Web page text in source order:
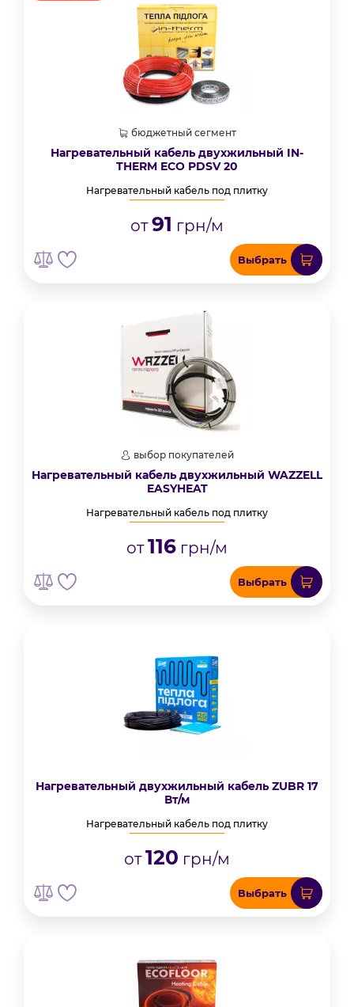
бюджетный сегмент
Нагревательный кабель двухжильный IN-
THERM ECO PDSV 20
Нагревательный кабель под плитку
от91 грн/м
Выбрать
выбор покупателей
Нагревательный кабель двухжильный WAZZELL
EASYHEAT
Нагревательный кабель под плитку
от116 грн/м
Выбрать
Нагревательный двухжильный кабель ZUBR 17
Вт/м
Нагревательный кабель под плитку
от120 грн/м
Выбрать